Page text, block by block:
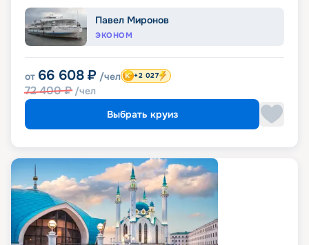
Павел Миронов
ЭКОНОМ
от 66 608 ₽ /чел
72 400₽ /чел
+2 027
Выбрать круиз